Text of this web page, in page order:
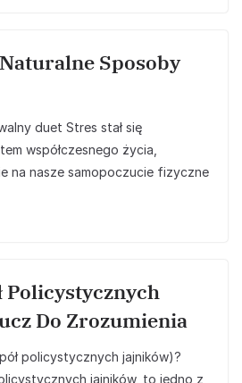
Sposoby
duet Stres stał się
współczesnego życia,
na nasze samopoczucie fizyczne
Policystycznych
Do Zrozumienia
policystycznych jajników)?
jajników, to jedno z